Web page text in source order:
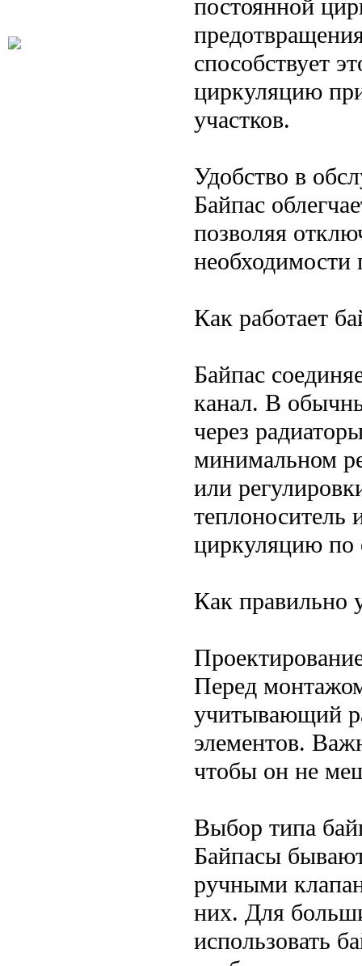
постоянной
способствует
циркуляцию
участков.
Удобство в
Байпас
позволяя
необходимости
Как работает
Байпас
канал. В
через
минимальном
или
теплоноситель
циркуляцию по
Как правильно
Перед
учитывающий
элементов.
чтобы он не
Выбор типа
Байпасы
ручными
них. Для
использовать